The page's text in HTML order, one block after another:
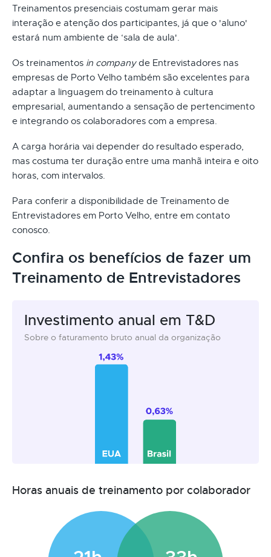
Treinamentos presenciais costumam gerar mais
interação e atenção dos participantes, já que o 'aluno'
estará num ambiente de ‘sala de aula'.
Os treinamentos in companyde Entrevistadores nas
empresas de Porto Velho também são excelentes para
adaptar a linguagem do treinamento à cultura
empresarial, aumentando a sensação de pertencimento
e integrando os colaboradores com a empresa.
A carga horária vai depender do resultado esperado,
mas costuma ter duração entre uma manhã inteira e oito
horas, com intervalos.
Para conferir a disponibilidade de Treinamento de
Entrevistadores em Porto Velho, entre em contato
conosco.
Confira os benefícios de fazer um
Treinamento de Entrevistadores
Investimento anual em T&D
Sobre o faturamento bruto anual da organização
Horas anuais de treinamento por colaborador